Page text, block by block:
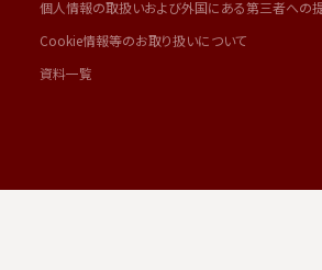
個人情報の取扱いおよび外国にある第三者への
Cookie情報等のお取り扱いについて
資料一覧